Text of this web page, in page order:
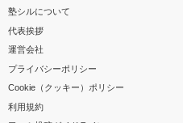
塾シルについて
代表挨拶
運営会社
プライバシーポリシー
Cookie（クッキー）ポリシー
利用規約